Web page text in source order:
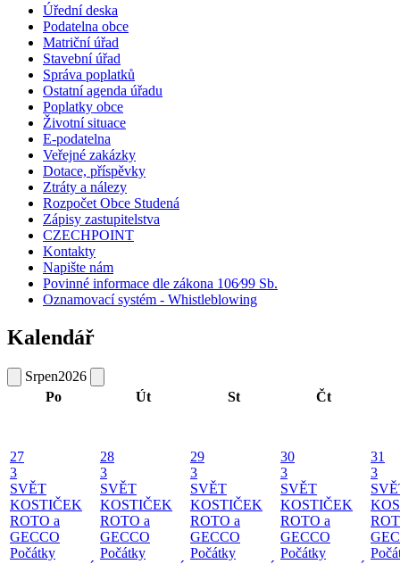
Úřední deska
Podatelna obce
Matriční úřad
Stavební úřad
Správa poplatků
Ostatní agenda úřadu
Poplatky obce
Životní situace
E-podatelna
Veřejné zakázky
Dotace, příspěvky
Ztráty a nálezy
Rozpočet Obce Studená
Zápisy zastupitelstva
CZECHPOINT
Kontakty
Napište nám
Povinné informace dle zákona 106⁄99 Sb.
Oznamovací systém - Whistleblowing
Kalendář
Srpen2026
Po
Út St Čt
27
3
SVĚT
KOSTIČEK
ROTO a
GECCO
Počátky
28
3
SVĚT
KOSTIČEK
ROTO a
GECCO
Počátky
29
3
SVĚT
KOSTIČEK
ROTO a
GECCO
Počátky
30
3
SVĚT
KOSTIČEK
ROTO a
GECCO
Počátky
31
3